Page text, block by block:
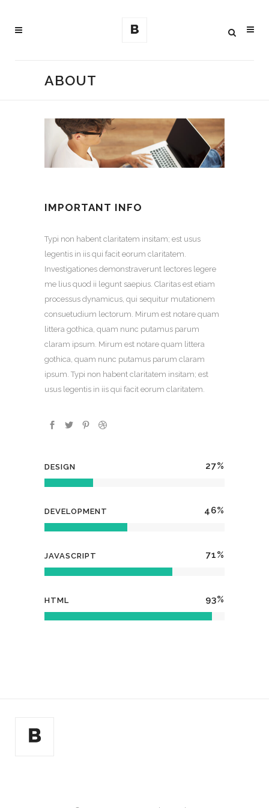
ABOUT
IMPORTANT INFO
Typi non habent claritatem insitam; est usus
legentis in iis qui facit eorum claritatem.
Investigationes demonstraverunt lectores legere
me lius quod ii legunt saepius. Claritas est etiam
processus dynamicus, qui sequitur mutationem
consuetudium lectorum. Mirum est notare quam
littera gothica, quam nunc putamus parum
claram ipsum. Mirum est notare quam littera
gothica, quam nunc putamus parum claram
ipsum. Typi non habent claritatem insitam; est
usus legentis in iis qui facit eorum claritatem.
DESIGN 27%
DEVELOPMENT 46%
JAVASCRIPT 71%
HTML 93%